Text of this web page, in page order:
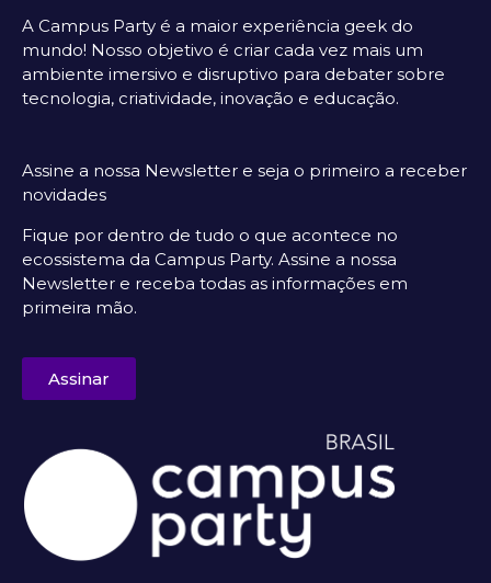
A Campus Party é a maior experiência geek do
mundo! Nosso objetivo é criar cada vez mais um
ambiente imersivo e disruptivo para debater sobre
tecnologia, criatividade, inovação e educação.
Assine a nossa Newsletter e seja o primeiro a receber
novidades
Fique por dentro de tudo o que acontece no
ecossistema da Campus Party. Assine a nossa
Newsletter e receba todas as informações em
primeira mão.
Assinar